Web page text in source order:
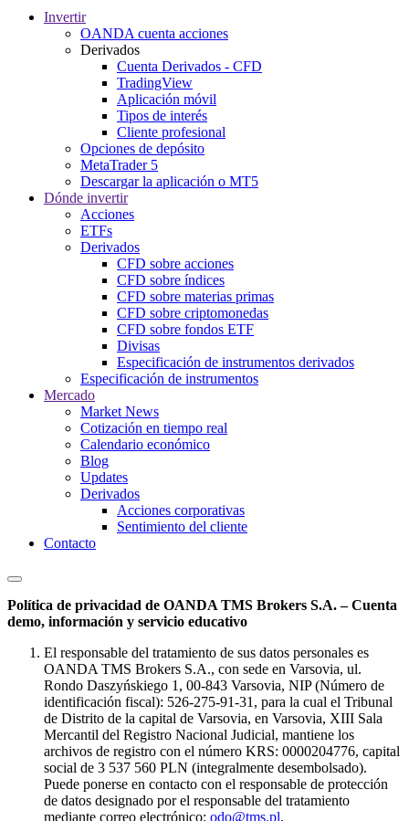
Invertir
OANDA cuenta acciones
Derivados
Cuenta Derivados - CFD
TradingView
Aplicación móvil
Tipos de interés
Cliente profesional
Opciones de depósito
MetaTrader 5
Descargar la aplicación o MT5
Dónde invertir
Acciones
ETFs
Derivados
CFD sobre acciones
CFD sobre índices
CFD sobre materias primas
CFD sobre criptomonedas
CFD sobre fondos ETF
Divisas
Especificación de instrumentos derivados
Especificación de instrumentos
Mercado
Market News
Cotización en tiempo real
Calendario económico
Blog
Updates
Derivados
Acciones corporativas
Sentimiento del cliente
Contacto
Política de privacidad de OANDA TMS Brokers S.A. – Cuenta
demo, información y servicio educativo
El responsable del tratamiento de sus datos personales es
OANDA TMS Brokers S.A., con sede en Varsovia, ul.
Rondo Daszyńskiego 1, 00-843 Varsovia, NIP (Número de
identificación fiscal): 526-275-91-31, para la cual el Tribunal
de Distrito de la capital de Varsovia, en Varsovia, XIII Sala
Mercantil del Registro Nacional Judicial, mantiene los
archivos de registro con el número KRS: 0000204776, capital
social de 3 537 560 PLN (integralmente desembolsado).
Puede ponerse en contacto con el responsable de protección
de datos designado por el responsable del tratamiento
mediante correo electrónico: odo@tms.pl.